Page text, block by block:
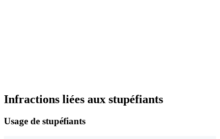
Infractions liées aux stupéfiants
Usage de stupéfiants